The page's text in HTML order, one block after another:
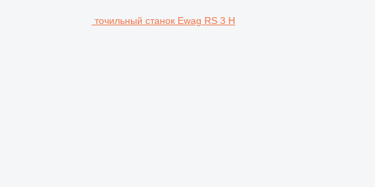
точильный станок Ewag RS 3 H